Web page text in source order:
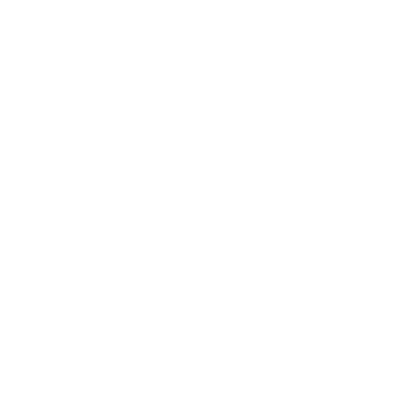
ca mijloace pentru atingerea scopului
Feldman Barrett propunea teoria emoției
evoluează cultural. Toate
joacă în dezvoltarea emoțională a copiilor
stat la baza supraviețuirii și dezvoltării
Emoțiile nu sunt așadar obstacole, ci
unii de ceilalți, aceasta fiind de altfel